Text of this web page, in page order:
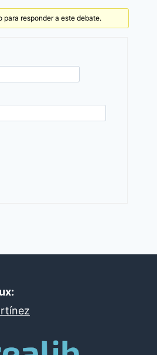
para responder a este debate.